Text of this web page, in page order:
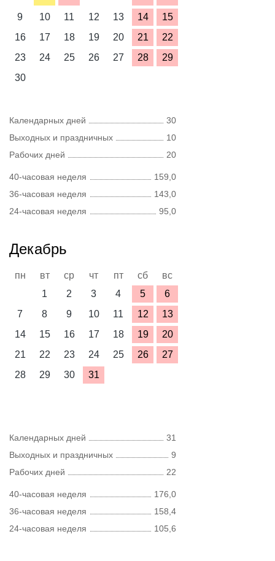
9
10 11 12 13 14
15
16
17 18 19 20 21
22
23
24 25 26 27 28
29
30
Календарных дней
30
Выходных и праздничных
10
Рабочих дней
20
40-часовая неделя
159,0
36-часовая неделя
143,0
24-часовая неделя
95,0
Декабрь
пн вт ср чт пт сб
вс
1
2 3 4 5
6
7
8 9 10 11 12
13
14
15 16 17 18 19
20
21
22 23 24 25 26
27
28
29 30 31
Календарных дней
31
Выходных и праздничных
9
Рабочих дней
22
40-часовая неделя
176,0
36-часовая неделя
158,4
24-часовая неделя
105,6